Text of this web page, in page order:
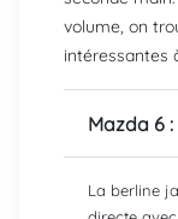
volume, on
intéressantes
Mazda 6
La berline